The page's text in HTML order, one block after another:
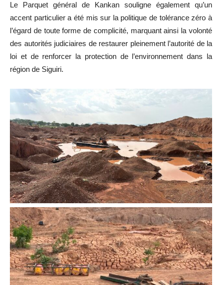
Le Parquet général de Kankan souligne également qu’un
accent particulier a été mis sur la politique de tolérance zéro à
l’égard de toute forme de complicité, marquant ainsi la volonté
des autorités judiciaires de restaurer pleinement l’autorité de la
loi et de renforcer la protection de l’environnement dans la
région de Siguiri.